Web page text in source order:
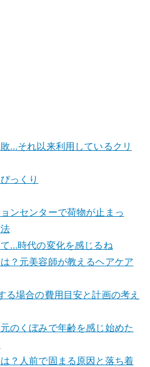
…それ以来利用しているクリ
っくり
ンセンターで荷物が止まっ
…時代の変化を感じるね
？元美容師が教えるヘアケア
る場合の費用目安と計画の考え
のくぼみで年齢を感じ始めた
？人前で固まる原因と落ち着